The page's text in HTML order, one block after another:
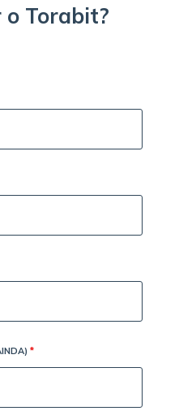
Torabit?
*